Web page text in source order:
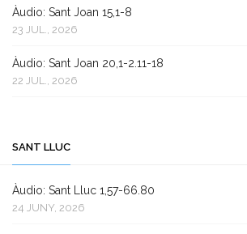
Àudio: Sant Joan 15,1-8
23 JUL., 2026
Àudio: Sant Joan 20,1-2.11-18
22 JUL., 2026
SANT LLUC
Àudio: Sant Lluc 1,57-66.80
24 JUNY, 2026